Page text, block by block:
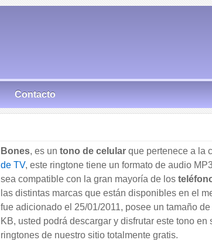
Contacto
Bones, es un tono de celular que pertenece a la
de TV, este ringtone tiene un formato de audio
sea compatible con la gran mayoría de los
las distintas marcas que están disponibles en el
fue adicionado el 25/01/2011, posee un tamaño
KB, usted podrá descargar y disfrutar este tono en
ringtones de nuestro sitio totalmente gratis.